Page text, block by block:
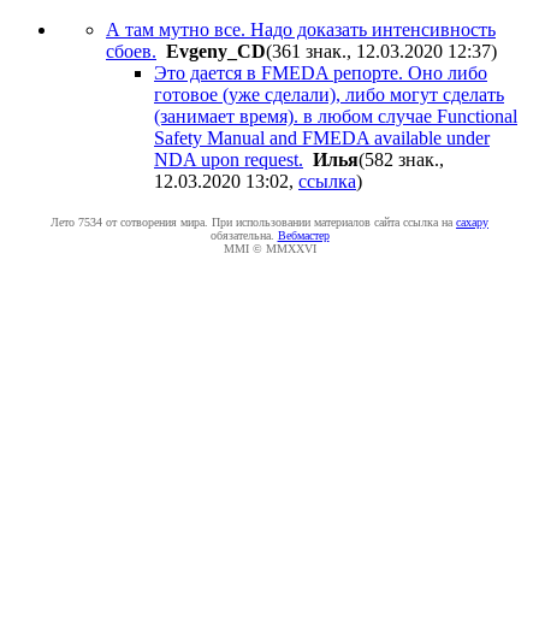
А там мутно все. Надо доказать интенсивность
сбоев. Evgeny_CD(361 знак., 12.03.2020 12:37)
Это дается в FMEDA репорте. Оно либо
готовое (уже сделали), либо могут сделать
(занимает время). в любом случае Functional
Safety Manual and FMEDA available under
NDA upon request. Илья(582 знак.,
12.03.2020 13:02, ссылка)
Лето 7534 от сотворения мира. При использовании материалов сайта ссылка на caxapу
обязательна. Вебмастер
MMI © MMXXVI